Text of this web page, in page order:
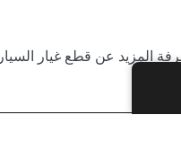
المزيد عن قطع غيار